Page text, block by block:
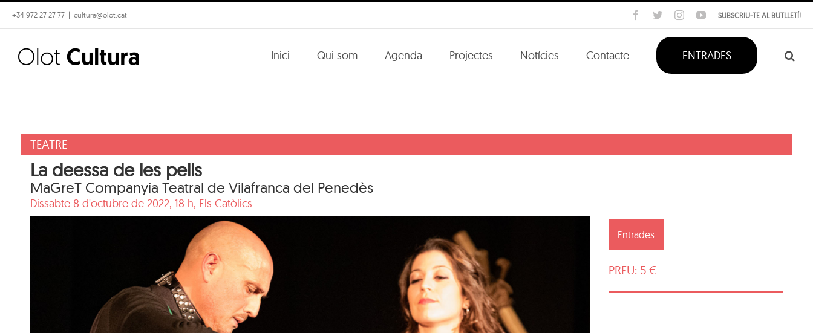
Skip
to
content
+34 972 27 27 77 | cultura@olot.cat SUBSCRIU-TE AL BUTLLETÍ!
Facebook
TwitterInstagramYouTube
Inici Qui som Agenda Projectes Notícies Contacte ENTRADES
TEATRE
La deessa de les pells
MaGreT Companyia Teatral de Vilafranca del Penedès
Dissabte 8 d'octubre de 2022, 18 h, Els Catòlics
Entrades
PREU: 5 €